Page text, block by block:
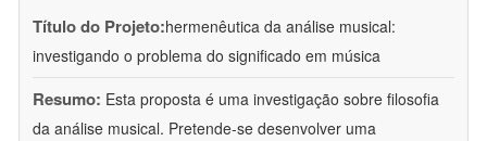
Título do Projeto:hermenêutica da análise musical:
investigando o problema do significado em música
Resumo: Esta proposta é uma investigação sobre filosofia
da análise musical. Pretende-se desenvolver uma